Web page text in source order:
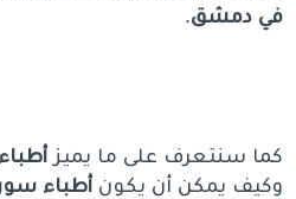
في دمشق.
كما سنتعرف على ما يميز
وكيف يمكن أن يكونأطباء